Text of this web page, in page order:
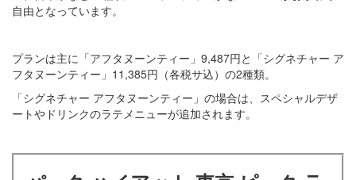
自由となっています。
プランは主に「アフタヌーンティー」9,487円と「シグネチャー ア
フタヌーンティー」11,385円（各税サ込）の2種類。
「シグネチャー アフタヌーンティー」の場合は、スペシャルデザ
ートやドリンクのラテメニューが追加されます。